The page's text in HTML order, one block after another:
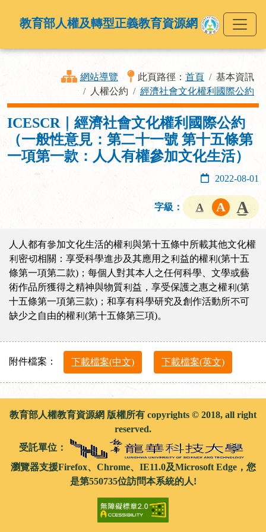
教育部人權及轉型正義教育資源網
網站導覽 此頁路徑： 首頁
基本資訊
人權公約
經濟社會文化權利國際公約
ICESCR｜經濟社會文化權利國際公約
（一般性意見：第二十一號 第十五條第
一項第一款：人人有權參加文化生活）
2022-08-01
字級：
人人都有參加文化生活的權利與第十五條中所載其他文化權
利密切相關：享受科學進步及其應用之利益的權利(第十五
條第一項第二款)；每個人對其本人之任何科學、文學或藝
術作品所獲得之精神與物質利益，享受保護之惠之權利(第
十五條第一項第三款)；和享有科學研究及創作活動所不可
缺少之自由的權利(第十五條第三項)。
附件檔案： 下載檔案(中文) 下載檔案(英文)
教育部人權教育資源網 版權所有 copyrights © 2018, all right
reserved.
受託單位：
瀏覽器支援Firefox、Chrome、IE11.0及Microsoft Edge，您
是第550735位訪問本系統的人!